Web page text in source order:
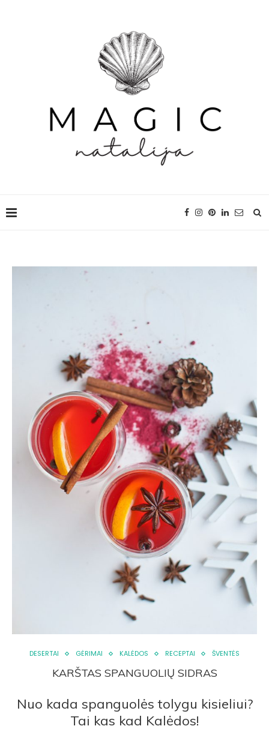
DESERTAI GĖRIMAI KALĖDOS RECEPTAI ŠVENTĖS
KARŠTAS SPANGUOLIŲ SIDRAS
Nuo kada spanguolės tolygu kisieliui?
Tai kas kad Kalėdos!